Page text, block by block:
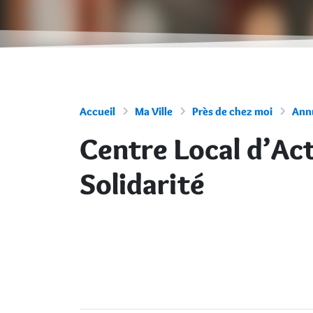
Accueil Ma Ville Près de chez moi
Centre Local
Solidarité